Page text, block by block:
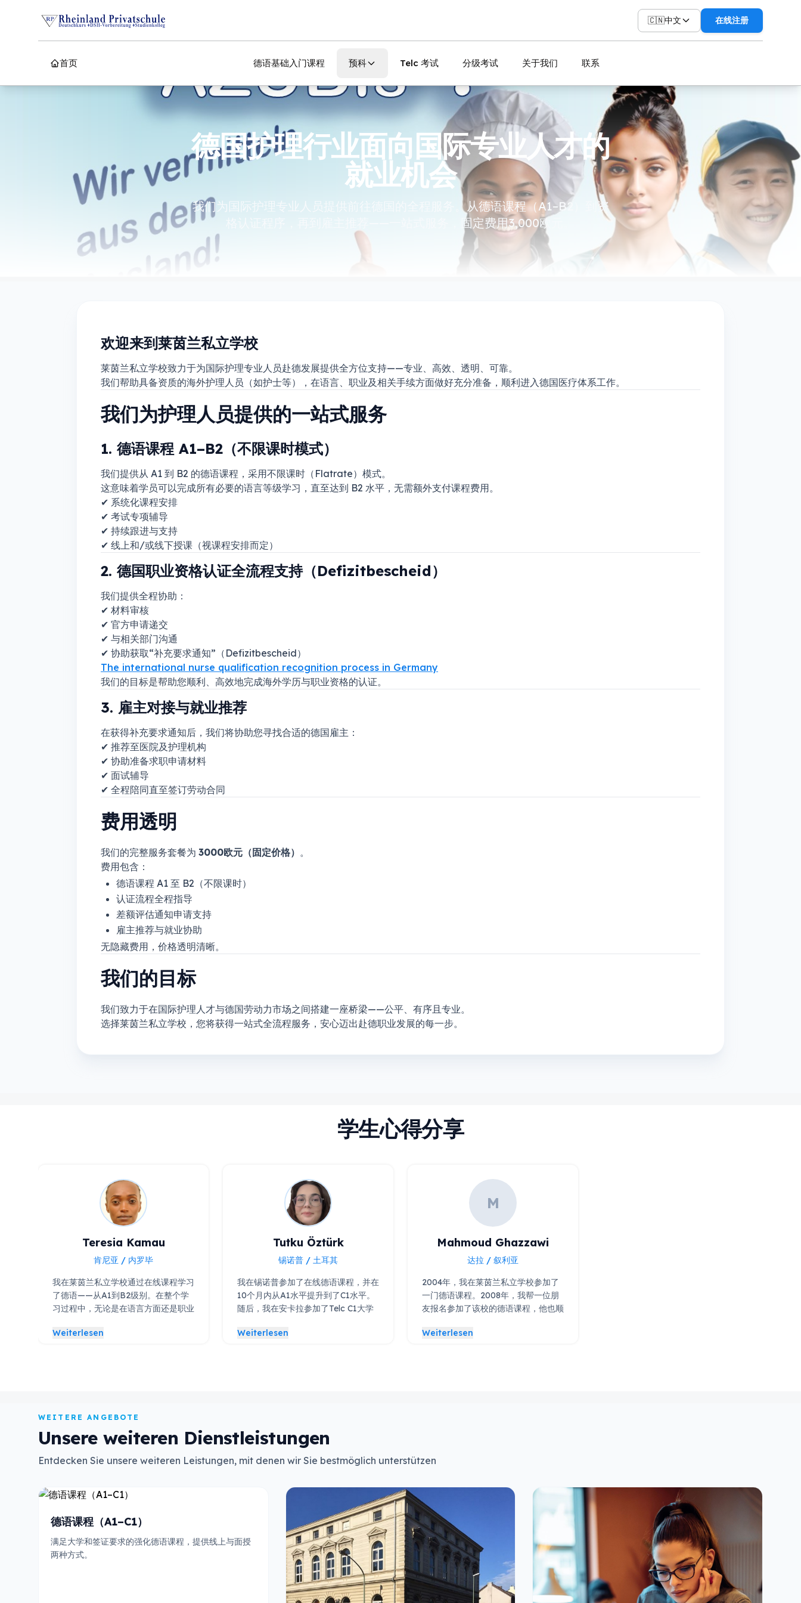
🇨🇳中文 在线注册
首页 德语基础入门课程 预科 Telc 考试 分级考试 关于我们 联系
德国护理行业面向国际专业人才的
就业机会
我们为国际护理专业人员提供前往德国的全程服务。从德语课程（A1–B2）到资
格认证程序，再到雇主推荐——一站式服务，固定费用3,000欧元。
欢迎来到莱茵兰私立学校
莱茵兰私立学校致力于为国际护理专业人员赴德发展提供全方位支持——专业、高效、透明、可靠。
我们帮助具备资质的海外护理人员（如护士等），在语言、职业及相关手续方面做好充分准备，顺利进入德国医疗体系工作。
我们为护理人员提供的一站式服务
1. 德语课程 A1–B2（不限课时模式）
我们提供从 A1 到 B2 的德语课程，采用不限课时（Flatrate）模式。
这意味着学员可以完成所有必要的语言等级学习，直至达到 B2 水平，无需额外支付课程费用。
✔ 系统化课程安排
✔ 考试专项辅导
✔ 持续跟进与支持
✔ 线上和/或线下授课（视课程安排而定）
2. 德国职业资格认证全流程支持（Defizitbescheid）
我们提供全程协助：
✔ 材料审核
✔ 官方申请递交
✔ 与相关部门沟通
✔ 协助获取“补充要求通知”（Defizitbescheid）
The international nurse qualification recognition process in Germany
我们的目标是帮助您顺利、高效地完成海外学历与职业资格的认证。
3. 雇主对接与就业推荐
在获得补充要求通知后，我们将协助您寻找合适的德国雇主：
✔ 推荐至医院及护理机构
✔ 协助准备求职申请材料
✔ 面试辅导
✔ 全程陪同直至签订劳动合同
费用透明
我们的完整服务套餐为 3000欧元（固定价格） 。
费用包含：
德语课程 A1 至 B2（不限课时）
认证流程全程指导
差额评估通知申请支持
雇主推荐与就业协助
无隐藏费用，价格透明清晰。
我们的目标
我们致力于在国际护理人才与德国劳动力市场之间搭建一座桥梁——公平、有序且专业。
选择莱茵兰私立学校，您将获得一站式全流程服务，安心迈出赴德职业发展的每一步。
学生心得分享
Teresia Kamau
肯尼亚 / 内罗毕
我在莱茵兰私立学校通过在线课程学习
了德语——从A1到B2级别。在整个学
习过程中，无论是在语言方面还是职业
这所学校不仅帮助我成功提升了德语水
还要感谢Fatma Kara女士，她在帮助
支持。 衷心感谢整个RP团队提供的鼎
Weiterlesen
Tutku Öztürk
锡诺普 / 土耳其
我在锡诺普参加了在线德语课程，并在
10个月内从A1水平提升到了C1水平。
随后，我在安卡拉参加了Telc C1大学
鸿大学就读。许多朋友都认为，如果不
Weiterlesen
M
Mahmoud Ghazzawi
达拉 / 叙利亚
2004年，我在莱茵兰私立学校参加了
一门德语课程。2008年，我帮一位朋
友报名参加了该校的德语课程，他也顺
年，我的弟弟曾在这所学校参加了三个
Weiterlesen
WEITERE ANGEBOTE
Unsere weiteren Dienstleistungen
Entdecken Sie unsere weiteren Leistungen, mit denen wir Sie bestmöglich unterstützen
德语课程（A1–C1）
满足大学和签证要求的强化德语课程，提供线上与面授
两种方式。